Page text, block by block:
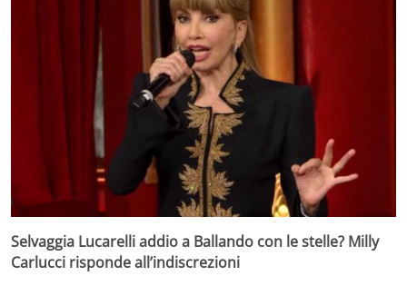
Selvaggia Lucarelli addio a Ballando con le stelle? Milly
Carlucci risponde all’indiscrezioni